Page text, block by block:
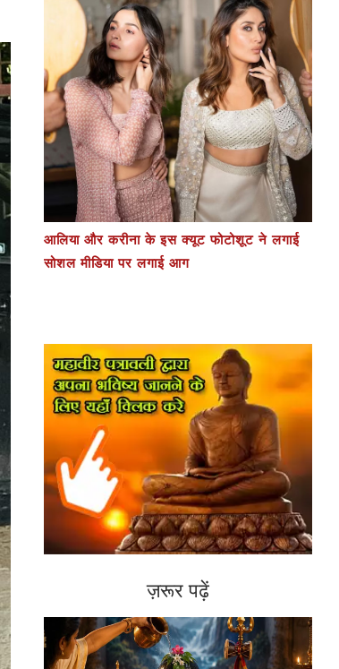
आलिया और करीना के इस क्यूट फोटोशूट ने लगाई
सोशल मीडिया पर लगाई आग
ज़रूर पढ़ें